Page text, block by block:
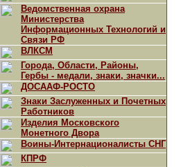
Ведомственная охрана
Министерства
Информационных Технологий и
Связи РФ
ВЛКСМ
Города, Области, Районы,
Гербы - медали, знаки, значки...
ДОСААФ-РОСТО
Знаки Заслуженных и Почетных
Работников
Изделия Московского
Монетного Двора
Воины-Интернационалисты СНГ
КПРФ